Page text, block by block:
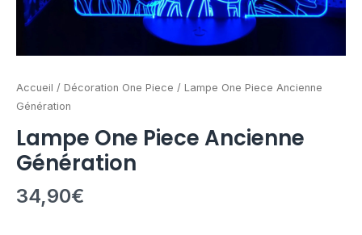
Accueil / Décoration One Piece / Lampe One Piece Ancienne
Génération
Lampe One Piece Ancienne
Génération
34,90€